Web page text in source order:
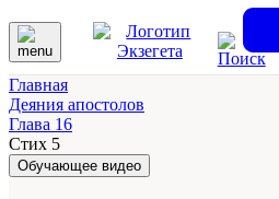
Главная
Деяния апостолов
Глава 16
Стих 5
Обучающее видео